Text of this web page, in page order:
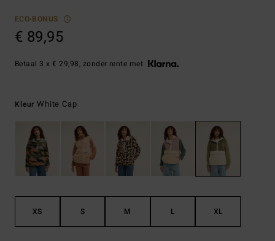
ECO-BONUS
€ 89,95
Betaal 3 x € 29,98, zonder rente met
KleurWhite Cap
XS S M L XL